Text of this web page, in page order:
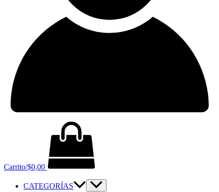
Carrito/$0,00
CATEGORÍAS